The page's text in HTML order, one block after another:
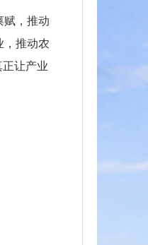
赋，推动
，推动农
让产业